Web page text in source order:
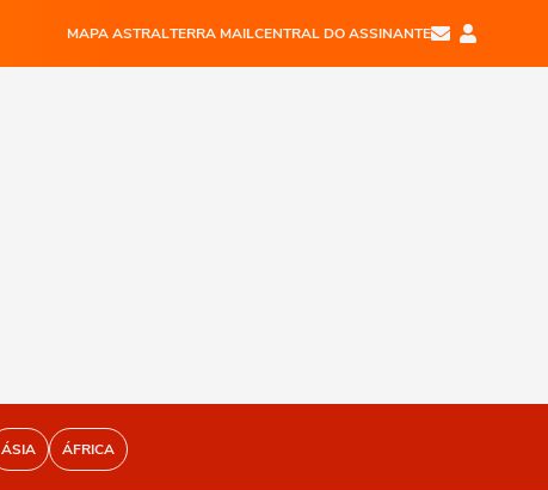
MAPA ASTRALTERRA MAILCENTRAL DO ASSINANTE
ÁSIA ÁFRICA